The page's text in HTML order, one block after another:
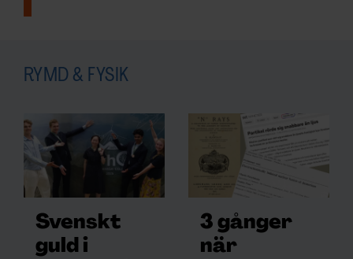
RYMD & FYSIK
Svenskt
guld i
3 gånger
när